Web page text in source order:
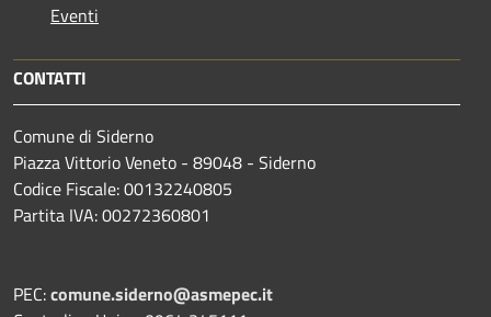
Eventi
CONTATTI
Comune di Siderno
Piazza Vittorio Veneto - 89048 - Siderno
Codice Fiscale: 00132240805
Partita IVA: 00272360801
PEC:comune.siderno@asmepec.it